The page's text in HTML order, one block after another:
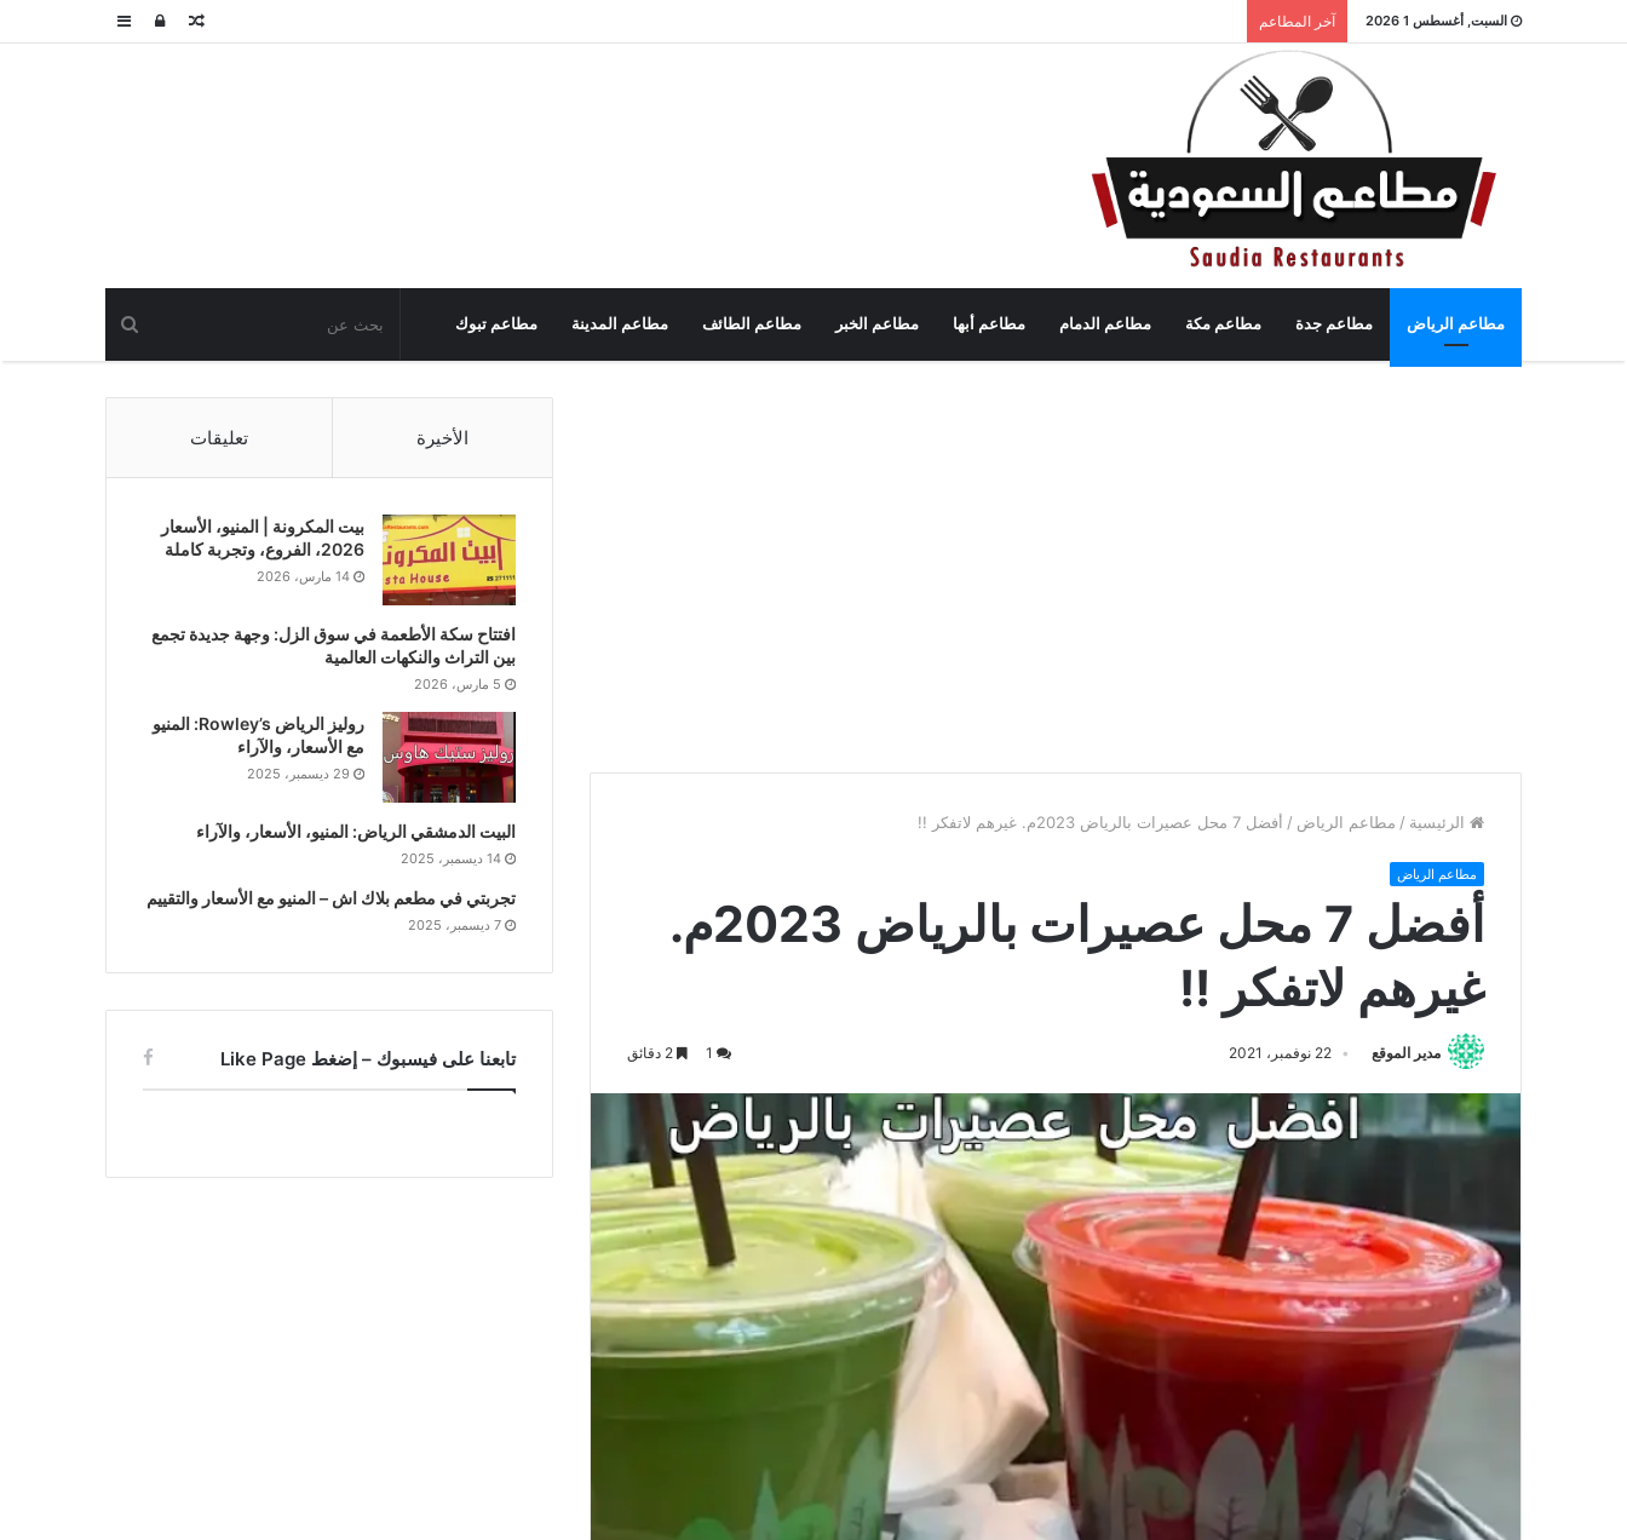
السبت, أغسطس 1 2026 آخر المطاعم عمودتسجيلمقال
مطاعم الرياض مطاعم جدة مطاعم مكة مطاعم الدمام مطاعم أبها مطاعم الخبر مطاعم الطائف مطاعم المدينة مطاعم تبوك
الرئيسية / مطاعم الرياض / أفضل 7 محل عصيرات بالرياض 2023م. غيرهم لاتفكر !!
مطاعم الرياض
أفضل 7 محل عصيرات بالرياض 2023م.
غيرهم لاتفكر !!
مدير الموقع 22 نوفمبر، 2021
الأخيرة تعليقات
بيت المكرونة | المنيو، الأسعار
2026، الفروع، وتجربة كاملة
14 مارس، 2026
افتتاح سكة الأطعمة في سوق الزل: وجهة جديدة تجمع
بين التراث والنكهات العالمية
5 مارس، 2026
روليز الرياض Rowley’s: المنيو
مع الأسعار، والآراء
29 ديسمبر، 2025
البيت الدمشقي الرياض: المنيو، الأسعار، والآراء
14 ديسمبر، 2025
تجربتي في مطعم بلاك اش – المنيو مع الأسعار والتقييم
7 ديسمبر، 2025
تابعنا على فيسبوك – إضغط Like Page